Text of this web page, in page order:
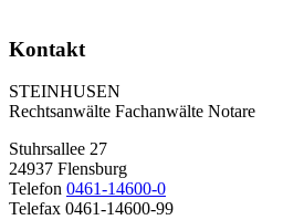
Kontakt
STEINHUSEN
Rechtsanwälte Fachanwälte Notare
Stuhrsallee 27
24937 Flensburg
Telefon 0461-14600-0
Telefax 0461-14600-99